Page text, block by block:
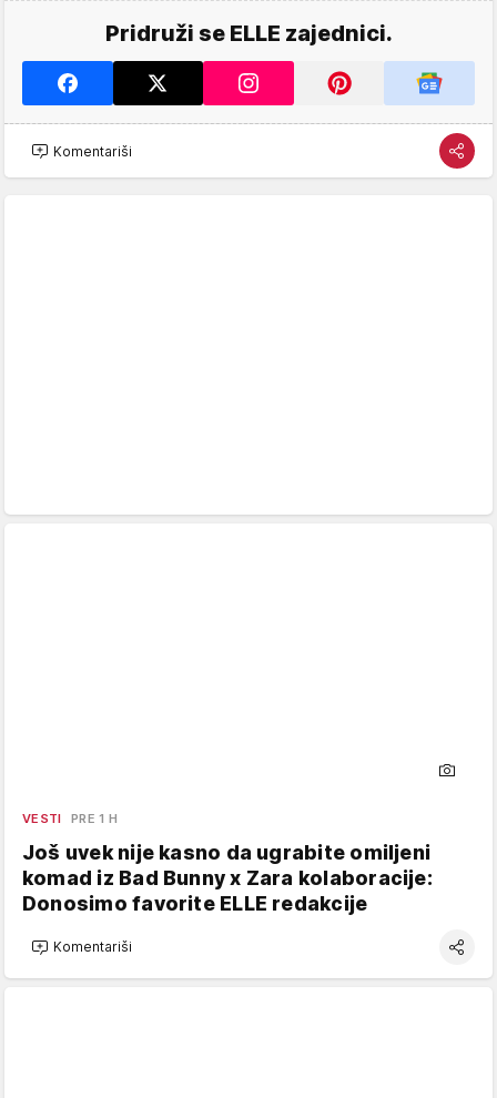
Pridruži se ELLE zajednici.
Komentariši
VESTI PRE 1 H
Još uvek nije kasno da ugrabite omiljeni
komad iz Bad Bunny x Zara kolaboracije:
Donosimo favorite ELLE redakcije
Komentariši